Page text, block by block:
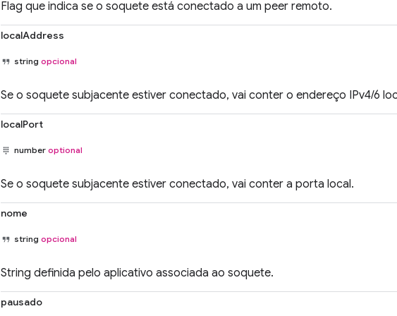
Flag que indica se o soquete está conectado a um peer remoto.
localAddress
string opcional
Se o soquete subjacente estiver conectado, vai conter o endereço IPv4/6
localPort
number optional
Se o soquete subjacente estiver conectado, vai conter a porta local.
nome
string opcional
String definida pelo aplicativo associada ao soquete.
pausado